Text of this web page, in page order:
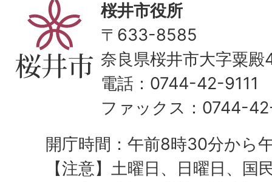
桜井市役所
〒633-8585
奈良県桜井市大字粟
電話：0744-42-9111
ファックス：0744-
開庁時間：午前8時30分から
【注意】土曜日、日曜日、国